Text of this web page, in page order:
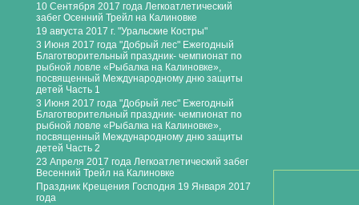
10 Сентября 2017 года Легкоатлетический
забег Осенний Трейл на Калиновке
19 августа 2017 г. "Уральские Костры"
3 Июня 2017 года "Добрый лес" Ежегодный
Благотворительный праздник- чемпионат по
рыбной ловле «Рыбалка на Калиновке»,
посвященный Международному дню защиты
детей Часть 1
3 Июня 2017 года "Добрый лес" Ежегодный
Благотворительный праздник- чемпионат по
рыбной ловле «Рыбалка на Калиновке»,
посвященный Международному дню защиты
детей Часть 2
23 Апреля 2017 года Легкоатлетический забег
Весенний Трейл на Калиновке
Праздник Крещения Господня 19 Января 2017
года